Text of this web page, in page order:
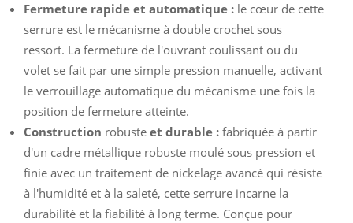
Fermeture rapide et automatique :le cœur de cette
serrure est le mécanisme à double crochet sous
ressort. La fermeture de l'ouvrant coulissant ou du
volet se fait par une simple pression manuelle, activant
le verrouillage automatique du mécanisme une fois la
position de fermeture atteinte.
Construction robuste et durable :fabriquée à partir
d'un cadre métallique robuste moulé sous pression et
finie avec un traitement de nickelage avancé qui résiste
à l'humidité et à la saleté, cette serrure incarne la
durabilité et la fiabilité à long terme. Conçue pour